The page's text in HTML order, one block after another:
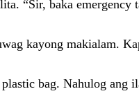
“Sir, baka emergency
kayong makialam.
bag. Nahulog